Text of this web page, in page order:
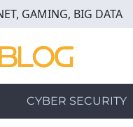
GAMING, BIG DATA
CYBER SECURITY